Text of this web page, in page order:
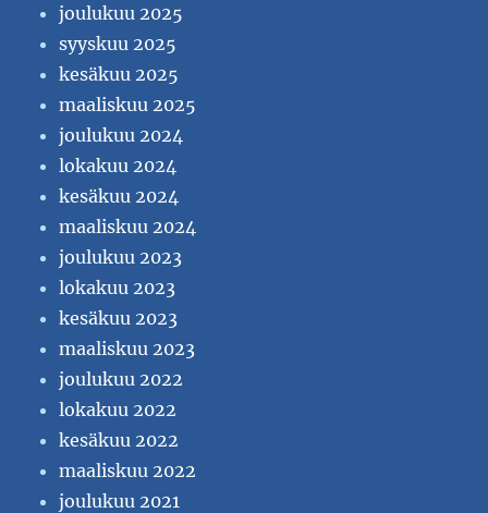
joulukuu 2025
syyskuu 2025
kesäkuu 2025
maaliskuu 2025
joulukuu 2024
lokakuu 2024
kesäkuu 2024
maaliskuu 2024
joulukuu 2023
lokakuu 2023
kesäkuu 2023
maaliskuu 2023
joulukuu 2022
lokakuu 2022
kesäkuu 2022
maaliskuu 2022
joulukuu 2021